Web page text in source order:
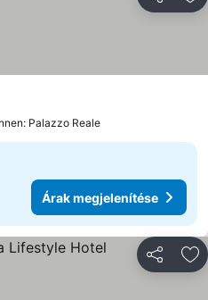
Palazzo Reale
Árak megjelenítése